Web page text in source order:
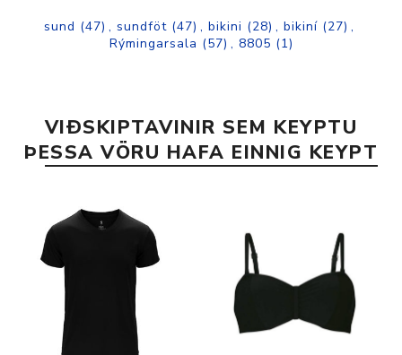
sund (47) , sundföt (47) , bikini (28) , bikiní (27) ,
Rýmingarsala (57) , 8805 (1)
VIÐSKIPTAVINIR SEM KEYPTU
ÞESSA VÖRU HAFA EINNIG KEYPT